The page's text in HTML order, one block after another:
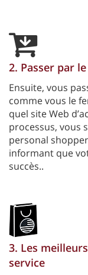
2. Passer par
Ensuite, vous
comme vous le
quel site Web
processus, vous
personal
informant que
succès..
3. Les
service